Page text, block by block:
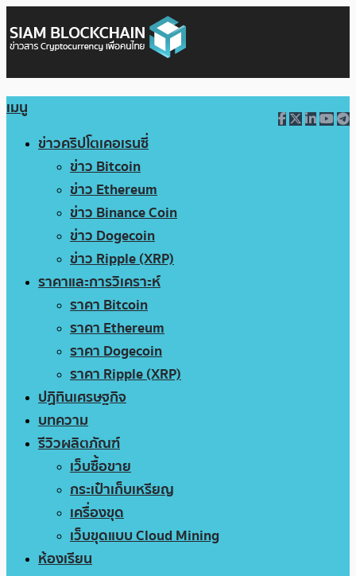
เมนู
ข่าวคริปโตเคอเรนซี่
ข่าว Bitcoin
ข่าว Ethereum
ข่าว Binance Coin
ข่าว Dogecoin
ข่าว Ripple (XRP)
ราคาและการวิเคราะห์
ราคา Bitcoin
ราคา Ethereum
ราคา Dogecoin
ราคา Ripple (XRP)
ปฏิทินเศรษฐกิจ
บทความ
รีวิวผลิตภัณฑ์
เว็บซื้อขาย
กระเป๋าเก็บเหรียญ
เครื่องขุด
เว็บขุดแบบ Cloud Mining
ห้องเรียน